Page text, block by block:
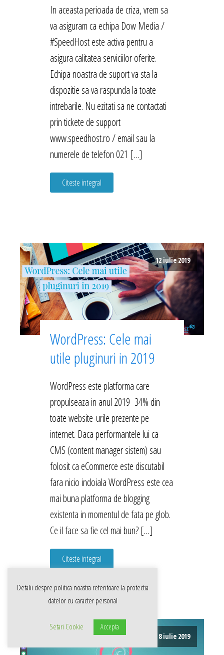
In aceasta perioada de criza, vrem sa
va asiguram ca echipa Dow Media /
#SpeedHost este activa pentru a
asigura calitatea serviciilor oferite.
Echipa noastra de suport va sta la
dispozitie sa va raspunda la toate
intrebarile. Nu ezitati sa ne contactati
prin tickete de support
www.speedhost.ro / email sau la
numerele de telefon 021 […]
Citeste integral
12 iulie 2019
WordPress: Cele mai
utile pluginuri in 2019
WordPress este platforma care
propulseaza in anul 2019 34% din
toate website-urile prezente pe
internet. Daca performantele lui ca
CMS (content manager sistem) sau
folosit ca eCommerce este discutabil
fara nicio indoiala WordPress este cea
mai buna platforma de blogging
existenta in momentul de fata pe glob.
Ce il face sa fie cel mai bun? […]
Citeste integral
8 iulie 2019
Detalii despre politica noastra referitoare la protectia
datelor cu caracter personal
Setari Cookie Accepta